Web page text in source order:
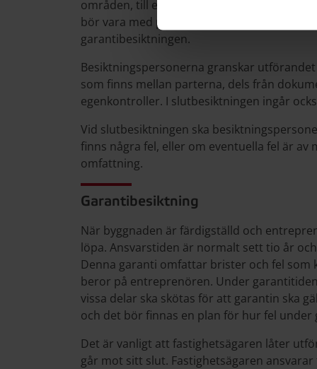
områden, till exempel el, ventilation och
bör vara med på slutbesiktningen. Där
garantibesiktningen.
Besiktningspersonerna granskar
som finns mellan parterna, dels från
egenkontroller. I slutbesiktningen ingår
Vid slutbesiktningen ska
finns några fel, eller om eventuella fel är av
omfattning.
Garantibesiktning
När byggnaden är färdigställd och
löpa. Ansvarstiden är normalt sett tio år
Denna garanti omfattar brister och fel som
beror på entreprenören. Under
vissa delar ska skötas för att garantin ska
och det bör finnas en plan för hur fel under
Det är vanligt att fastighetsägaren låter
går mot sitt slut. Fastighetsägaren